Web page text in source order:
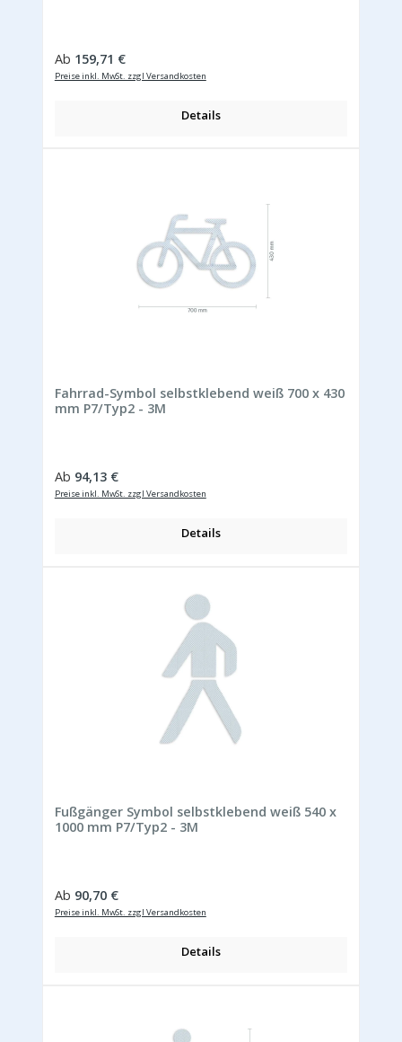
Regulärer Preis:
Ab 159,71 €
Preise inkl. MwSt. zzgl Versandkosten
Details
Fahrrad-Symbol selbstklebend weiß 700 x 430
mm P7/Typ2 - 3M
Regulärer Preis:
Ab 94,13 €
Preise inkl. MwSt. zzgl Versandkosten
Details
Fußgänger Symbol selbstklebend weiß 540 x
1000 mm P7/Typ2 - 3M
Regulärer Preis:
Ab 90,70 €
Preise inkl. MwSt. zzgl Versandkosten
Details